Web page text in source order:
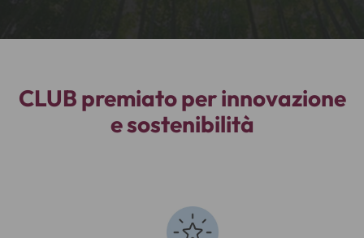
CLUB premiato per innovazione
e sostenibilità